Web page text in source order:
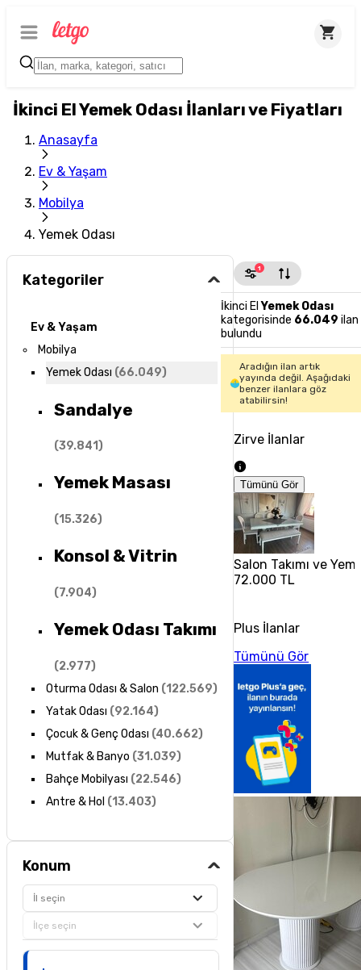
İkinci El Yemek Odası İlanları ve Fiyatları
Anasayfa
Ev & Yaşam
Mobilya
Yemek Odası
Kategoriler
Ev & Yaşam
Mobilya
Yemek Odası (66.049)
Sandalye
(39.841)
Yemek Masası
(15.326)
Konsol & Vitrin
(7.904)
Yemek Odası Takımı
(2.977)
Oturma Odası & Salon (122.569)
Yatak Odası (92.164)
Çocuk & Genç Odası (40.662)
Mutfak & Banyo (31.039)
Bahçe Mobilyası (22.546)
Antre & Hol (13.403)
Konum
İl seçin
İlçe seçin
1
İkinci ElYemek Odası
kategorisinde 66.049 ilan
bulundu
Aradığın ilan artık
yayında değil. Aşağıdaki
benzer ilanlara göz
atabilirsin!
Zirve İlanlar
Tümünü Gör
Salon Takımı ve
72.000 TL
Plus İlanlar
Tümünü Gör